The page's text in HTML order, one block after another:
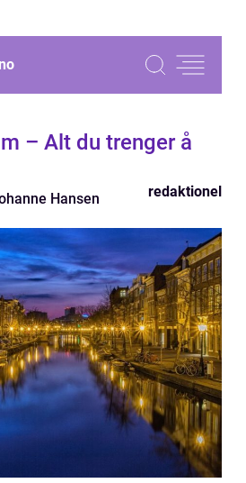
no
– Alt du trenger å
Hansen redaktionel